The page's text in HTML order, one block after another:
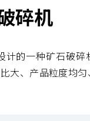
碎机
的一种矿石破碎
大、产品粒度均